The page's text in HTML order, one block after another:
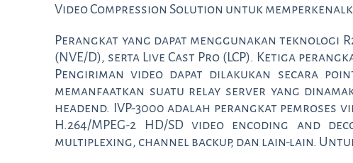
Video Compression Solution untuk
Perangkat yang dapat menggunakan teknologi
(NVE/D), serta Live Cast Pro (LCP). Ketiga
Pengiriman video dapat dilakukan secara
memanfaatkan suatu relay server yang
headend. IVP-3000 adalah perangkat pemroses
H.264/MPEG-2 HD/SD video encoding and
multiplexing, channel backup, dan lain-lain.